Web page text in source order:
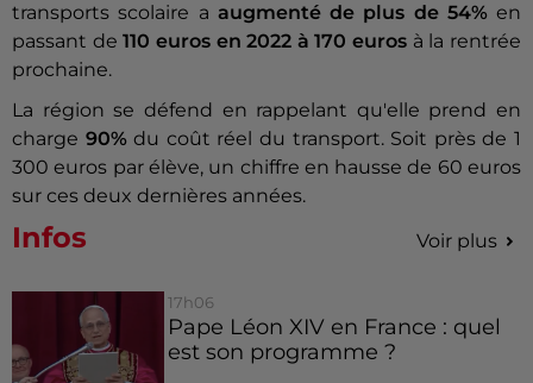
transports scolaire a augmenté de plus de 54% en
passant de110 euros en 2022 à 170 euros à la rentrée
prochaine.
La région se défend en rappelant qu'elle prend en
charge 90%du coût réel du transport. Soit près de 1
300 euros par élève, un chiffre en hausse de 60 euros
sur ces deux dernières années.
Infos Voir plus
17h06
Pape Léon XIV en France : quel
est son programme ?